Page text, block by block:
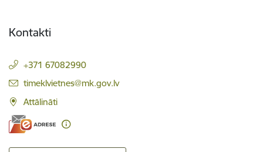
Kontakti
+371 67082990
E-pasts:
timeklvietnes@mk.gov.lv
Attālināti